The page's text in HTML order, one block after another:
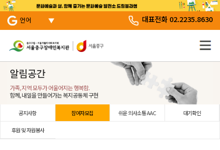
본문 바로 가기
서브 메뉴 바로가기
주 메뉴 바로 가기
언어 대표전화 02.2235.8630
알림공간
가족, 지역 모두가 어울어지는 행복함.
함께, 내일을 만들어가는 복지공동체 구현
공지사항 참여자모집 쉬운 의사소통 AAC 대기확인
후원 및 자원봉사